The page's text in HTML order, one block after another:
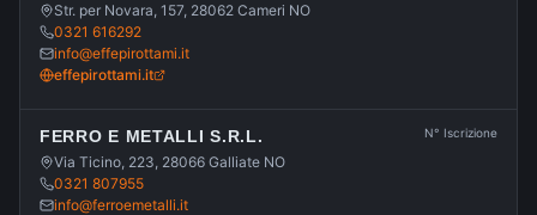
Str. per Novara, 157, 28062 Cameri NO
0321 616292
info@effepirottami.it
effepirottami.it
FERRO E METALLI S.R.L.
Via Ticino, 223, 28066 Galliate NO
0321 807955
info@ferroemetalli.it
N° Iscrizione